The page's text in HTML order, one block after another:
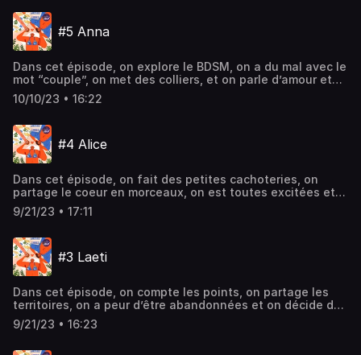
#5 Anna
Dans cet épisode, on explore le BDSM, on a du mal avec le
mot “couple”, on met des colliers, et on parle d’amour et
d’amitié…
10/10/23 • 16:22
#4 Alice
Dans cet épisode, on fait des petites cachoteries, on
partage le coeur en morceaux, on est toutes excitées et
on brouille les pistes dans le métro…
9/21/23 • 17:11
#3 Laeti
Dans cet épisode, on compte les points, on partage les
territoires, on a peur d’être abandonnées et on décide de
ne garder que les bons moments…
9/21/23 • 16:23